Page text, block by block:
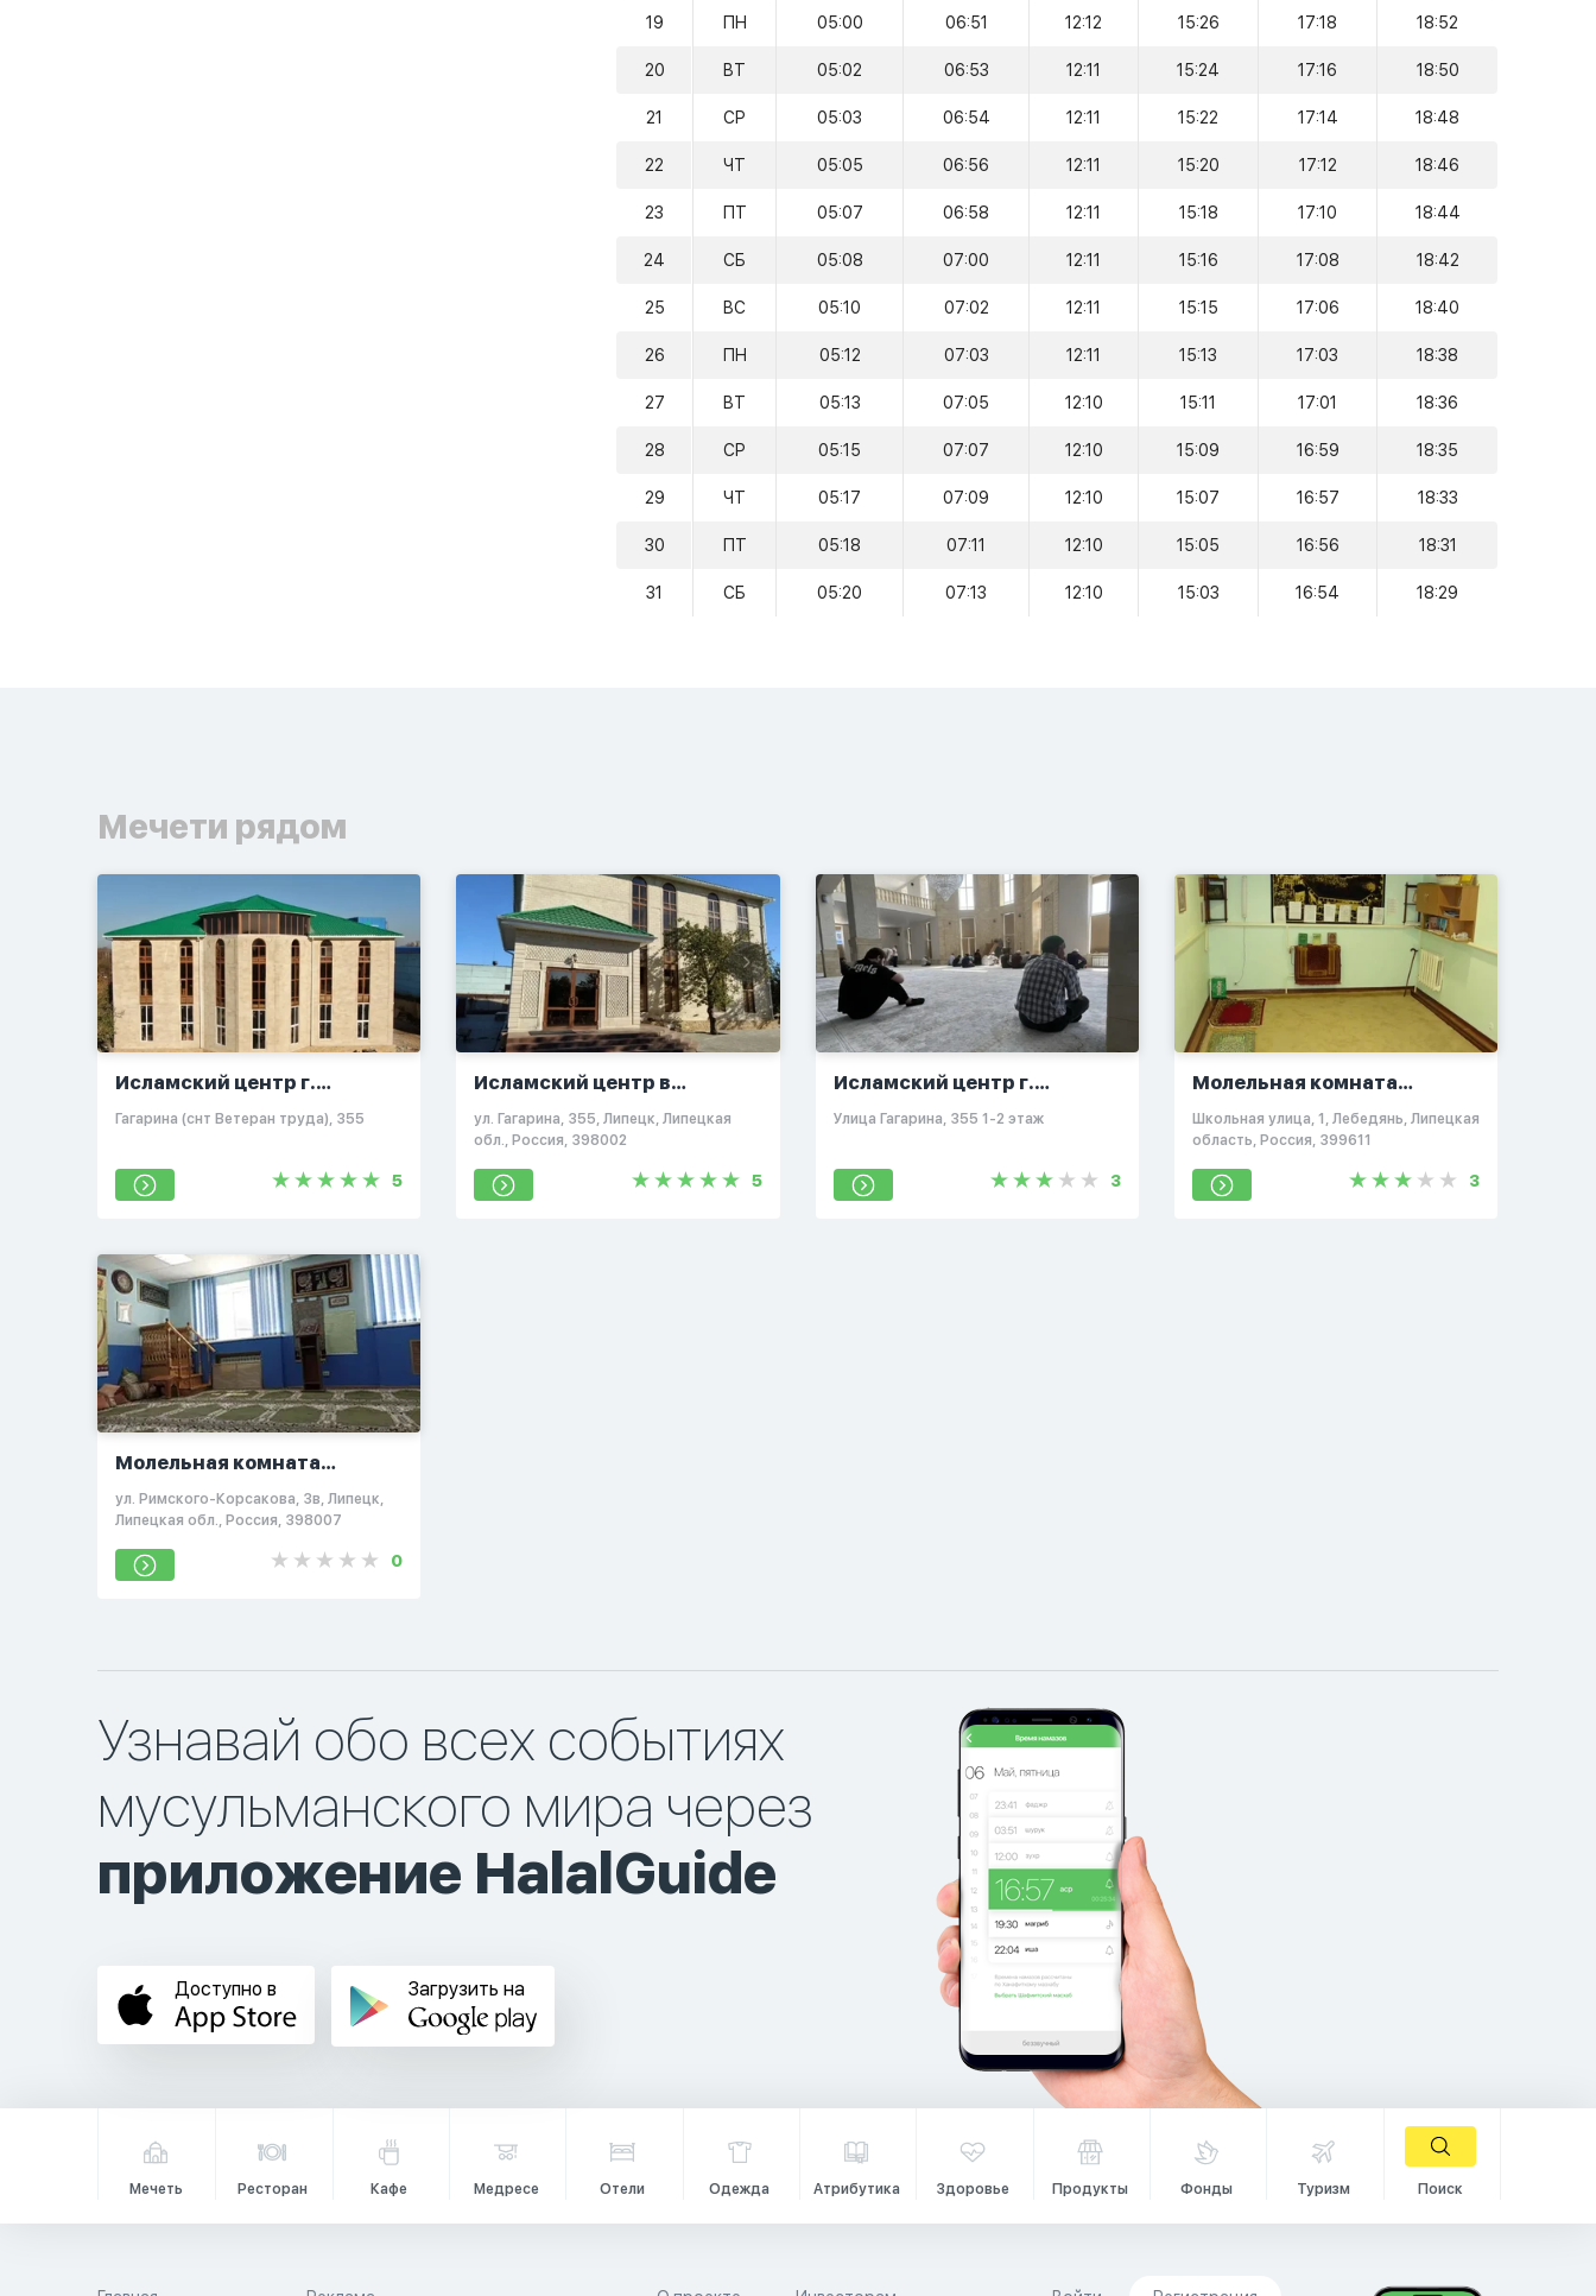
19 ПН 05:00 06:51 12:12 15:26 17:18 18:52
20 ВТ 05:02 06:53 12:11 15:24 17:16 18:50
21 СР 05:03 06:54 12:11 15:22 17:14 18:48
22 ЧТ 05:05 06:56 12:11 15:20 17:12 18:46
23 ПТ 05:07 06:58 12:11 15:18 17:10 18:44
24 СБ 05:08 07:00 12:11 15:16 17:08 18:42
25 ВС 05:10 07:02 12:11 15:15 17:06 18:40
26 ПН 05:12 07:03 12:11 15:13 17:03 18:38
27 ВТ 05:13 07:05 12:10 15:11 17:01 18:36
28 СР 05:15 07:07 12:10 15:09 16:59 18:35
29 ЧТ 05:17 07:09 12:10 15:07 16:57 18:33
30 ПТ 05:18 07:11 12:10 15:05 16:56 18:31
31 СБ 05:20 07:13 12:10 15:03 16:54 18:29
Мечети рядом
Исламский центр г.
Липецка
​Гагарина (снт Ветеран труда), 355​
5
Исламский центр в
Липецке
ул. Гагарина, 355, Липецк, Липецкая
обл., Россия, 398002
5
Исламский центр г.
Липецка
​Улица Гагарина, 355 ​1-2 этаж
3
Молельная комната
Лебедянь
Школьная улица, 1, Лебедянь, Липецкая
область, Россия, 399611
3
Молельная комната
Липецка
ул. Римского-Корсакова, 3в, Липецк,
Липецкая обл., Россия, 398007
0
Узнавай обо всех событиях
мусульманского мира через
приложение HalalGuide
Доступно в Загрузить на
Мечеть Ресторан Кафе Медресе Отели Одежда Атрибутика Здоровье Продукты Фонды Туризм Поиск